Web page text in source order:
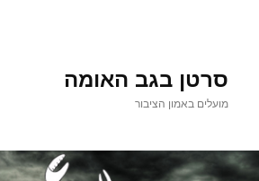
סרטן בגב האומה
מועלים באמון הציבור